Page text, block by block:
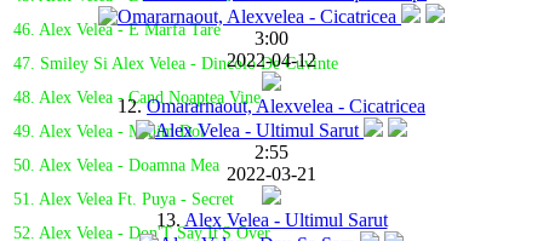
46. Alex Velea - E Marfa Tare
47. Smiley Si Alex Velea - Dincolo De Cuvinte
48. Alex Velea - Cand Noaptea Vine
49. Alex Velea - Minim Doi
50. Alex Velea - Doamna Mea
51. Alex Velea Ft. Puya - Secret
52. Alex Velea - Don'T Say It'S Over
3:00
2022-04-12
12.Omararnaout, Alexvelea - Cicatricea
2:55
2022-03-21
13. Alex Velea - Ultimul Sarut